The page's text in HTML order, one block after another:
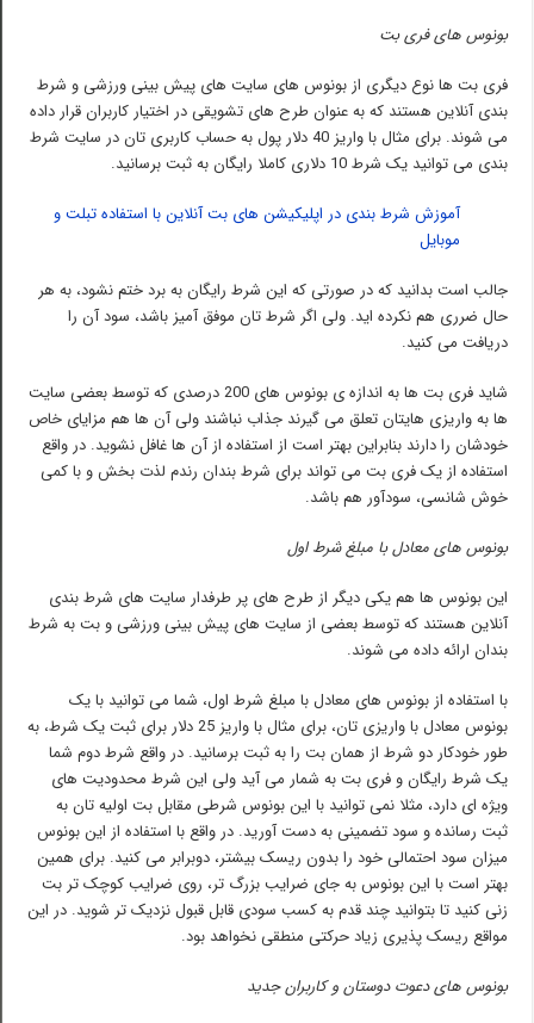
بونوس های فری بت
فری بت ها نوع دیگری از بونوس های سایت های پیش بینی ورزشی و شرط
بندی آنلاین هستند که به عنوان طرح های تشویقی در اختیار کاربران قرار داده
می شوند. برای مثال با واریز 40 دلار پول به حساب کاربری تان در سایت شرط
بندی می توانید یک شرط 10 دلاری کاملا رایگان به ثبت برسانید.
آموزش شرط بندی در اپلیکیشن های بت آنلاین با استفاده تبلت و
موبایل
جالب است بدانید که در صورتی که این شرط رایگان به برد ختم نشود، به هر
حال ضرری هم نکرده اید. ولی اگر شرط تان موفق آمیز باشد، سود آن را
دریافت می کنید.
شاید فری بت ها به اندازه ی بونوس های 200 درصدی که توسط بعضی سایت
ها به واریزی هایتان تعلق می گیرند جذاب نباشند ولی آن ها هم مزایای خاص
خودشان را دارند بنابراین بهتر است از استفاده از آن ها غافل نشوید. در واقع
استفاده از یک فری بت می تواند برای شرط بندان رندم لذت بخش و با کمی
خوش شانسی، سودآور هم باشد.
بونوس های معادل با مبلغ شرط اول
این بونوس ها هم یکی دیگر از طرح های پر طرفدار سایت های شرط بندی
آنلاین هستند که توسط بعضی از سایت های پیش بینی ورزشی و بت به شرط
بندان ارائه داده می شوند.
با استفاده از بونوس های معادل با مبلغ شرط اول، شما می توانید با یک
بونوس معادل با واریزی تان، برای مثال با واریز 25 دلار برای ثبت یک شرط، به
طور خودکار دو شرط از همان بت را به ثبت برسانید. در واقع شرط دوم شما
یک شرط رایگان و فری بت به شمار می آید ولی این شرط محدودیت های
ویژه ای دارد، مثلا نمی توانید با این بونوس شرطی مقابل بت اولیه تان به
ثبت رسانده و سود تضمینی به دست آورید. در واقع با استفاده از این بونوس
میزان سود احتمالی خود را بدون ریسک بیشتر، دوبرابر می کنید. برای همین
بهتر است با این بونوس به جای ضرایب بزرگ تر، روی ضرایب کوچک تر بت
زنی کنید تا بتوانید چند قدم به کسب سودی قابل قبول نزدیک تر شوید. در این
مواقع ریسک پذیری زیاد حرکتی منطقی نخواهد بود.
بونوس های دعوت دوستان و کاربران جدید